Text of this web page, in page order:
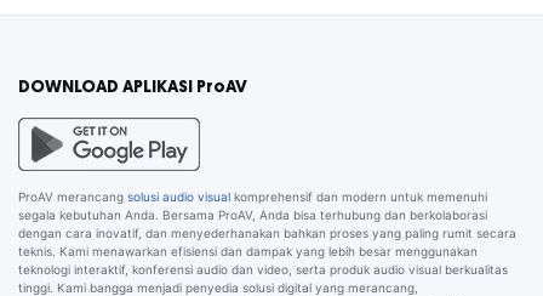
DOWNLOAD APLIKASI ProAV
ProAV merancang solusi audio visual komprehensif dan modern untuk memenuhi
segala kebutuhan Anda. Bersama ProAV, Anda bisa terhubung dan berkolaborasi
dengan cara inovatif, dan menyederhanakan bahkan proses yang paling rumit secara
teknis. Kami menawarkan efisiensi dan dampak yang lebih besar menggunakan
teknologi interaktif, konferensi audio dan video, serta produk audio visual berkualitas
tinggi. Kami bangga menjadi penyedia solusi digital yang merancang,